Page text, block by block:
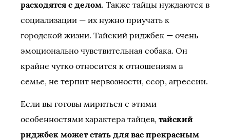
расходятся с делом. Также тайцы нуждаются в
социализации — их нужно приучать к
городской жизни. Тайский риджбек — очень
эмоционально чувствительная собака. Он
крайне чутко относится к отношениям в
семье, не терпит нервозности, ссор, агрессии.
Если вы готовы мириться с этими
особенностями характера тайцев, тайский
риджбек может стать для вас прекрасным